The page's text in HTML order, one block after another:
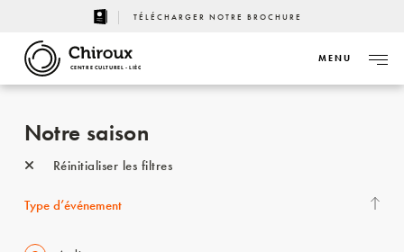
TÉLÉCHARGER NOTRE BROCHURE
CENTRE CULTUREL - LIÈGE
MENU
Notre saison
Réinitialiser les filtres
Type d’événement